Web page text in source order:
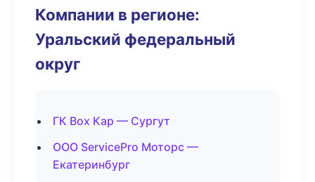
Компании в регионе:
Уральский федеральный
округ
ГК Box Кар — Сургут
ООО ServicePro Моторс —
Екатеринбург